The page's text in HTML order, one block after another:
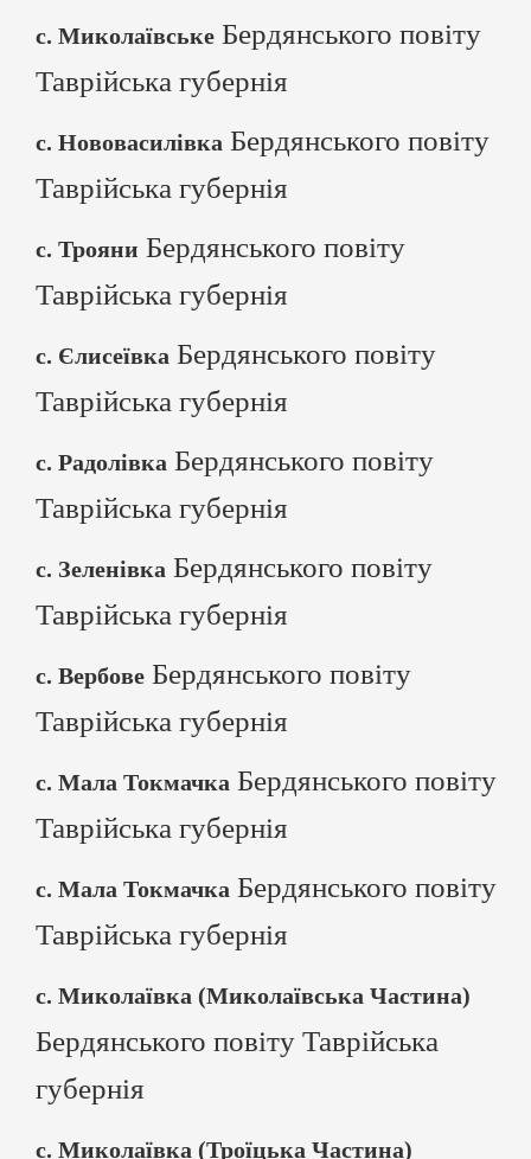
с. Миколаївське Бердянського повіту
Таврійська губернія
с. Нововасилівка Бердянського повіту
Таврійська губернія
с. Трояни Бердянського повіту
Таврійська губернія
с. Єлисеївка Бердянського повіту
Таврійська губернія
с. Радолівка Бердянського повіту
Таврійська губернія
с. Зеленівка Бердянського повіту
Таврійська губернія
с. Вербове Бердянського повіту
Таврійська губернія
с. Мала Токмачка Бердянського повіту
Таврійська губернія
с. Мала Токмачка Бердянського повіту
Таврійська губернія
с. Миколаївка (Миколаївська Частина)
Бердянського повіту Таврійська
губернія
с. Миколаївка (Троїцька Частина)